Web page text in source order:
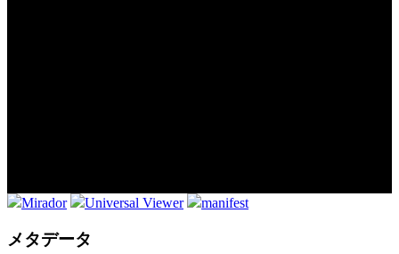
Mirador Universal Viewer manifest
メタデータ